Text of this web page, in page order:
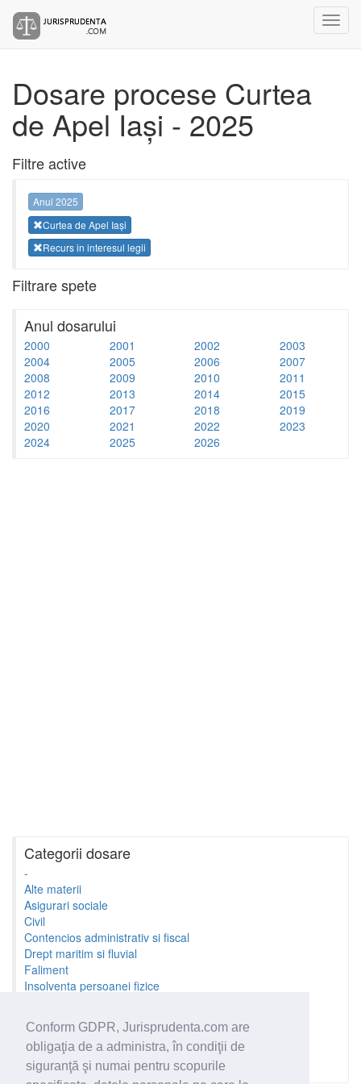
Conform GDPR, Jurisprudenta.com are
obligaţia de a administra, în condiţii de
siguranţă şi numai pentru scopurile
Dosare procese Curtea
de Apel Iași - 2025
Filtre active
Anul 2025
Curtea de Apel Iași
Recurs in interesul legii
Filtrare spete
Anul dosarului
2000 2001 2002
2003
2004
2005 2006
2007
2008
2009 2010
2011
2012
2013 2014
2015
2016
2017 2018
2019
2020
2021 2022
2023
2024
2025 2026
Categorii dosare
-
Alte materii
Asigurari sociale
Civil
Contencios administrativ si fiscal
Drept maritim si fluvial
Faliment
Insolventa persoanei fizice
Minori si familie
Penal
Proprietate Intelectuala